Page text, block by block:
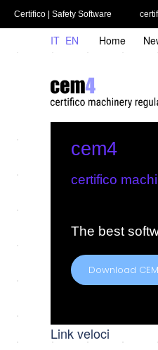
Certifico | Safety Software
IT EN Home
cem4
certifico
The best
Download
Link veloci